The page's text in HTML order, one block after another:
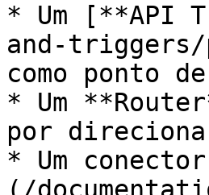
* Um [**API
and-
como ponto
* Um
por
* Um